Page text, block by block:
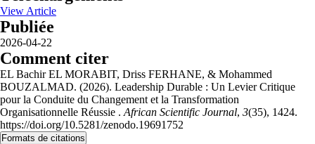
View Article
Publiée
2026-04-22
Comment citer
EL Bachir EL MORABIT, Driss FERHANE, & Mohammed
BOUZALMAD. (2026). Leadership Durable : Un Levier Critique
pour la Conduite du Changement et la Transformation
Organisationnelle Réussie . African Scientific Journal, 3(35), 1424.
https://doi.org/10.5281/zenodo.19691752
Formats de citations